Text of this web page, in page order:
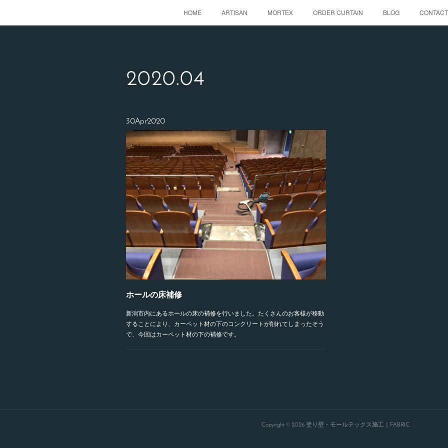
HOME ARTISAN MORTEX ORDER CURTAIN BLOG CONTACT
2020.04
30Apr2020
ホールの床補修
新潟市内にあるホールの床の補修を行いました。たくさんのお客様が移動
することにより、カーペット材の下のコンクリートが削れてしまったそう
で、今回はカーペット材の下の補修です。
Copyright © 2026 塗り壁・モールテックス施工｜FABRIC.